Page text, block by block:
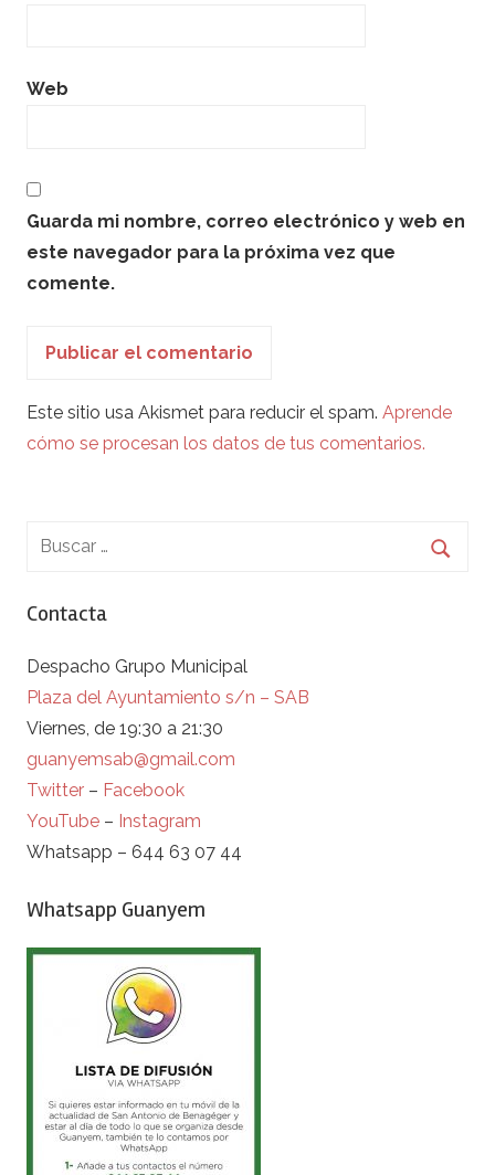
Web
Guarda mi nombre, correo electrónico y web en
este navegador para la próxima vez que
comente.
Este sitio usa Akismet para reducir el spam. Aprende
cómo se procesan los datos de tus comentarios.
Contacta
Despacho Grupo Municipal
Plaza del Ayuntamiento s/n – SAB
Viernes, de 19:30 a 21:30
guanyemsab@gmail.com
Twitter – Facebook
YouTube – Instagram
Whatsapp – 644 63 07 44
Whatsapp Guanyem